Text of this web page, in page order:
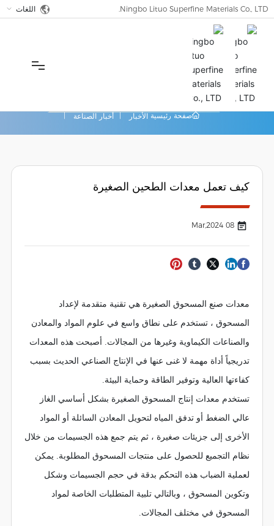
Ningbo Lituo Superfine Materials Co., LTD. اللغات
عن نحن
صفحة رئيسية الأخبار أخبار الصناعة
كيف تعمل معدات الطحين الصغيرة
08 Mar,2024
معدات صنع المسحوق الصغيرة هي تقنية متقدمة لإعداد
المسحوق ، تستخدم على نطاق واسع في علوم المواد والمعادن
والصناعات الكيماوية وغيرها من المجالات. أصبحت هذه المعدات
تدريجياً أداة مهمة لا غنى عنها في الإنتاج الصناعي الحديث بسبب
كفاءتها العالية وتوفير الطاقة وحماية البيئة.
تستخدم معدات إنتاج المسحوق الصغيرة بشكل أساسي الغاز
عالي الضغط أو تدفق المياه لتحويل المعادن السائلة أو المواد
الأخرى إلى جزيئات صغيرة ، ثم يتم جمع هذه الجسيمات من خلال
نظام التجميع للحصول على منتجات المسحوق المطلوبة. يمكن
لعملية الضباب هذه التحكم بدقة في حجم الجسيمات وشكل
وتكوين المسحوق ، وبالتالي تلبية المتطلبات الخاصة لمواد
المسحوق في مختلف المجالات.